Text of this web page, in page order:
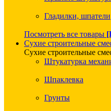
Гладилки, шпатели
Посмотреть все товары
Сухие строительные
Сухие строительные
Штукатурка
Шпаклевка
Грунты